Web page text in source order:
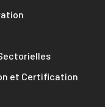
et Certification